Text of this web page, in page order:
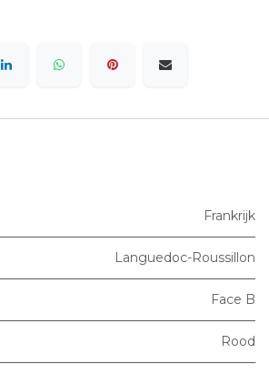
Frankrijk
Languedoc-Roussillon
Face B
Rood